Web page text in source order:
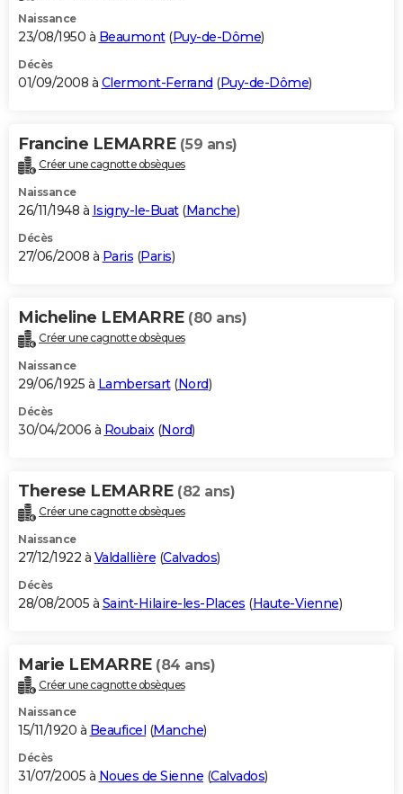
Naissance
23/08/1950 à Beaumont(Puy-de-Dôme)
Décès
01/09/2008 à Clermont-Ferrand (Puy-de-Dôme)
Francine LEMARRE (59 ans)
Créer une cagnotte obsèques
Naissance
26/11/1948 à Isigny-le-Buat(Manche)
Décès
27/06/2008 à Paris (Paris)
Micheline LEMARRE (80 ans)
Créer une cagnotte obsèques
Naissance
29/06/1925 à Lambersart(Nord)
Décès
30/04/2006 à Roubaix(Nord)
Therese LEMARRE (82 ans)
Créer une cagnotte obsèques
Naissance
27/12/1922 à Valdallière (Calvados)
Décès
28/08/2005 à Saint-Hilaire-les-Places (Haute-Vienne)
Marie LEMARRE (84 ans)
Créer une cagnotte obsèques
Naissance
15/11/1920 à Beauficel (Manche)
Décès
31/07/2005 à Noues de Sienne (Calvados)